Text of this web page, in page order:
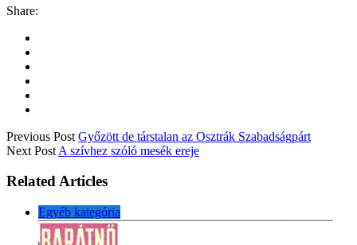
Share:
Previous Post Győzött de társtalan az Osztrák Szabadságpárt
Next Post A szívhez szóló mesék ereje
Related Articles
Egyéb kategória